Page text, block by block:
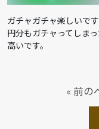
ガチャガチャ楽しいで
円分もガチャってしま
高いです。
« 前の